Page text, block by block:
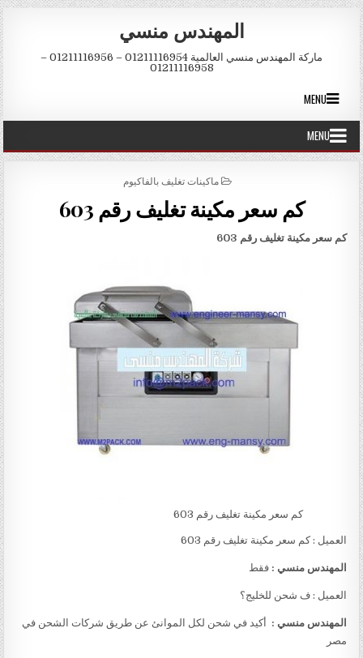
Skip to content
المهندس منسي
ماركة المهندس منسي العالمية 01211116954 – 01211116956 –
01211116958
MENU
MENU
POSTED IN
ماكينات تغليف بالفاكيوم
كم سعر مكينة تغليف رقم 603
كم سعر مكينة تغليف رقم 603
كم سعر مكينة تغليف رقم 603
العميل : كم سعر مكينة تغليف رقم 603
المهندس منسي : فقط
العميل : ف شحن للخليج؟
المهندس منسي : أكيد في شحن لكل الموانئ عن طريق شركات الشحن في
مصر